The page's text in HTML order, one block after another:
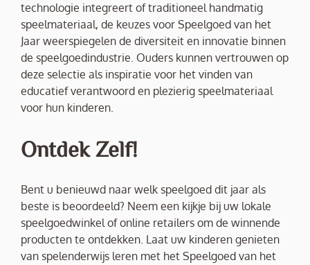
technologie integreert of traditioneel handmatig
speelmateriaal, de keuzes voor Speelgoed van het
Jaar weerspiegelen de diversiteit en innovatie binnen
de speelgoedindustrie. Ouders kunnen vertrouwen op
deze selectie als inspiratie voor het vinden van
educatief verantwoord en plezierig speelmateriaal
voor hun kinderen.
Ontdek Zelf!
Bent u benieuwd naar welk speelgoed dit jaar als
beste is beoordeeld? Neem een kijkje bij uw lokale
speelgoedwinkel of online retailers om de winnende
producten te ontdekken. Laat uw kinderen genieten
van spelenderwijs leren met het Speelgoed van het